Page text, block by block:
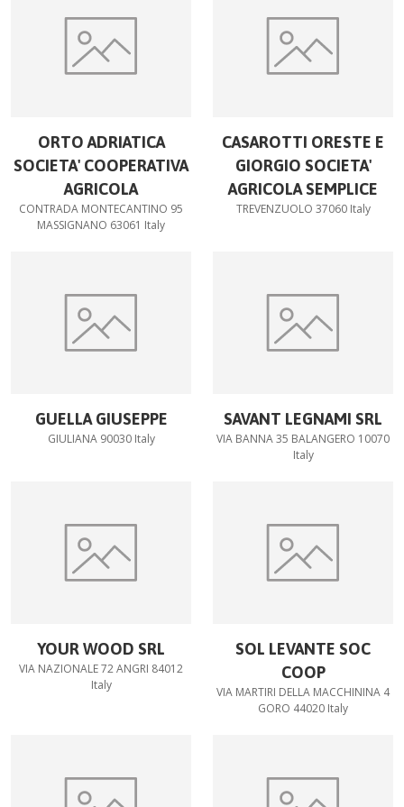
ORTO ADRIATICA
SOCIETA' COOPERATIVA
AGRICOLA
CONTRADA MONTECANTINO 95
MASSIGNANO 63061 Italy
CASAROTTI ORESTE E
GIORGIO SOCIETA'
AGRICOLA SEMPLICE
TREVENZUOLO 37060 Italy
GUELLA GIUSEPPE
GIULIANA 90030 Italy
SAVANT LEGNAMI SRL
VIA BANNA 35 BALANGERO 10070
Italy
YOUR WOOD SRL
VIA NAZIONALE 72 ANGRI 84012
Italy
SOL LEVANTE SOC
COOP
VIA MARTIRI DELLA MACCHININA 4
GORO 44020 Italy